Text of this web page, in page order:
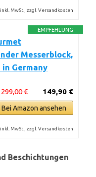
MwSt., zzgl. Versandkosten
EMPFEHLUNG
Messerblock,
Germany
149,90 €
299,00 €
Bei Amazon ansehen
MwSt., zzgl. Versandkosten
Beschichtungen